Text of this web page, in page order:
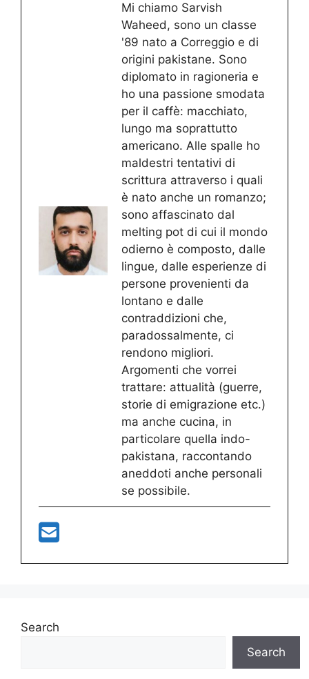
Mi chiamo Sarvish
Waheed, sono un classe
'89 nato a Correggio e di
origini pakistane. Sono
diplomato in ragioneria e
ho una passione smodata
per il caffè: macchiato,
lungo ma soprattutto
americano. Alle spalle ho
maldestri tentativi di
scrittura attraverso i quali
è nato anche un romanzo;
sono affascinato dal
melting pot di cui il mondo
odierno è composto, dalle
lingue, dalle esperienze di
persone provenienti da
lontano e dalle
contraddizioni che,
paradossalmente, ci
rendono migliori.
Argomenti che vorrei
trattare: attualità (guerre,
storie di emigrazione etc.)
ma anche cucina, in
particolare quella indo-
pakistana, raccontando
aneddoti anche personali
se possibile.
Search
Search